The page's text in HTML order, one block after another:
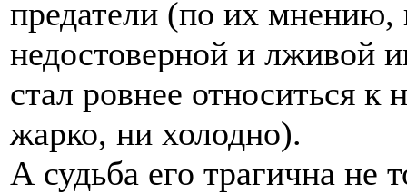
предатели (по их
недостоверной и лживой
стал ровнее относиться
жарко, ни холодно).
А судьба его трагична не